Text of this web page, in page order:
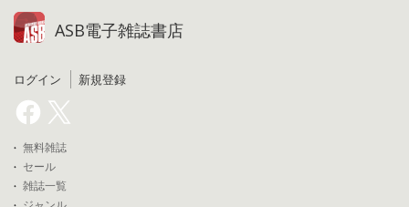
ASB電子雑誌書店
ログイン 新規登録
無料雑誌
セール
雑誌一覧